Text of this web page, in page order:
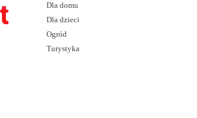
Dla domu
Dla dzieci
Ogród
Turystyka